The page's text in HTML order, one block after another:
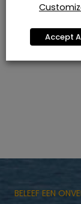
BELEEF EEN
Accept